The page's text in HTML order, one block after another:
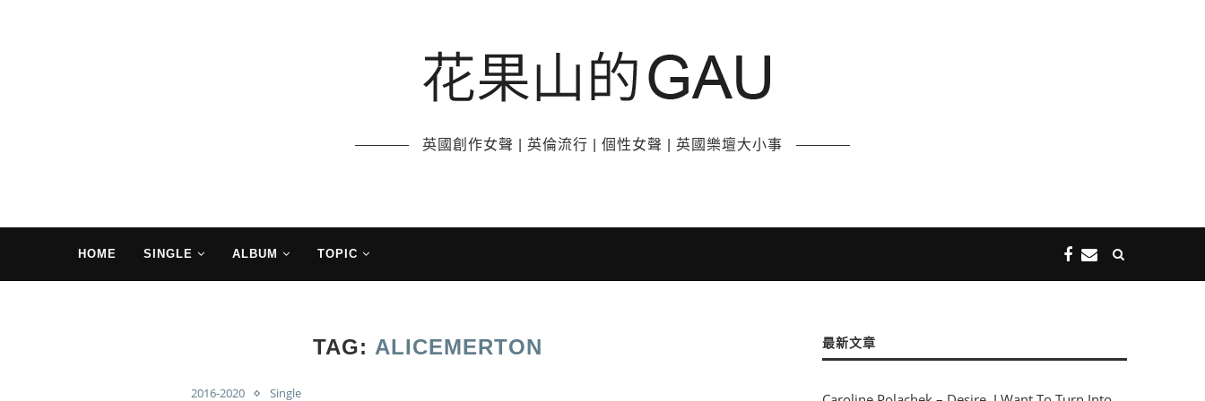
英國創作女聲 | 英倫流行 | 個性女聲 | 英國樂壇大小事
HOME SINGLE ALBUM TOPIC
TAG: ALICEMERTON
2016-2020 Single
最新文章